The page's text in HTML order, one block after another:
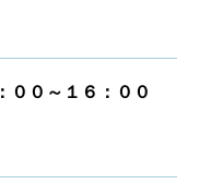
００～１６：００